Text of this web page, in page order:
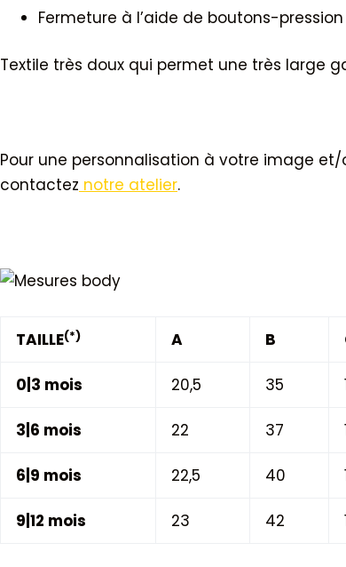
Fermeture à l’aide de boutons-
Textile très doux qui permet une très large
Pour une personnalisation à votre image
contactez notre atelier.
TAILLE(*) A B
0|3 mois 20,5 35
3|6 mois 22 37
6|9 mois 22,5 40
9|12 mois 23 42